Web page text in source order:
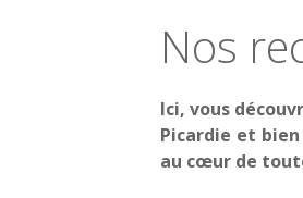
Nos
Ici, vous
Picardie et
au cœur de